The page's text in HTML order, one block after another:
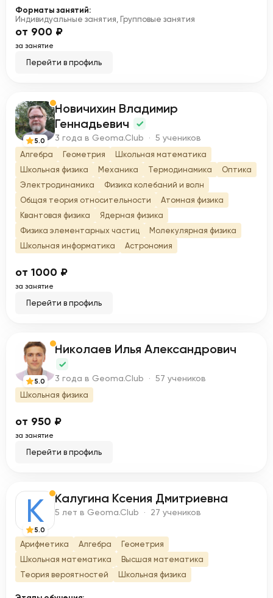
Форматы занятий:
Индивидуальные занятия, Групповые занятия
от 900 ₽
за занятие
Перейти в профиль
Н
5.0
Новичихин Владимир
Геннадьевич
3 года в Geoma.Club · 5 учеников
Алгебра Геометрия
Школьная математика
Школьная физика
Механика Термодинамика
Оптика
Электродинамика
Физика колебаний и волн
Общая теория относительности
Атомная физика
Квантовая физика
Ядерная физика
Физика элементарных частиц
Молекулярная физика
Школьная информатика
Астрономия
от 1000 ₽
за занятие
Перейти в профиль
Н
5.0
Никoлaeв Илья Александрович
3 года в Geoma.Club · 57 учеников
Школьная физика
от 950 ₽
за занятие
Перейти в профиль
К
5.0
Калугина Ксения Дмитриевна
5 лет в Geoma.Club · 27 учеников
Арифметика Алгебра
Геометрия
Школьная математика
Высшая математика
Теория вероятностей
Школьная физика